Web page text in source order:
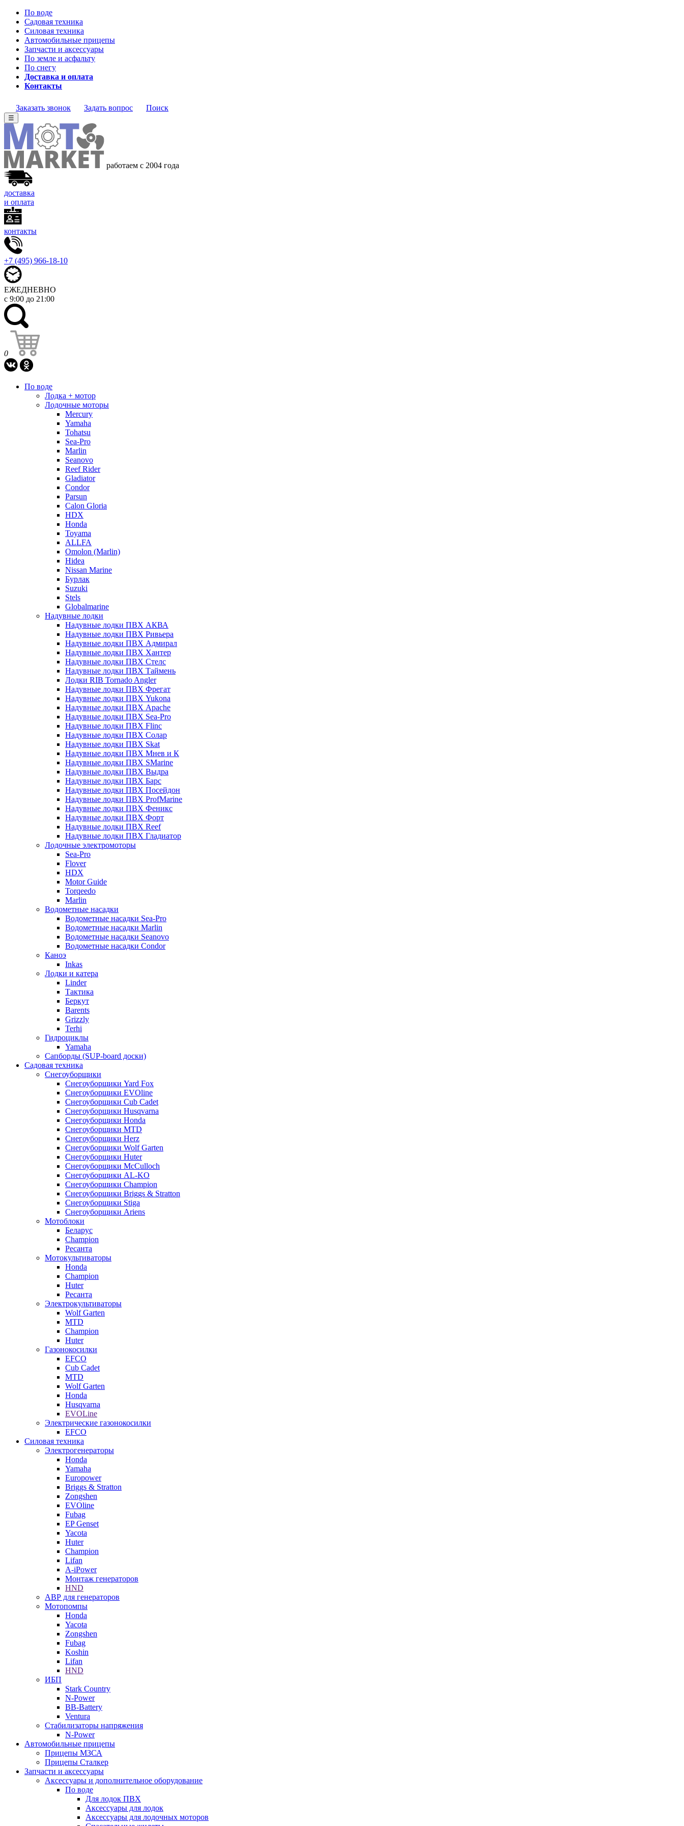
По воде
Садовая техника
Силовая техника
Автомобильные прицепы
Запчасти и аксессуары
По земле и асфальту
По снегу
Доставка и оплата
Контакты
Заказать звонок Задать вопрос Поиск
☰
работаем с 2004 года
доставка
и оплата
контакты
+7 (495) 966-18-10
ЕЖЕДНЕВНО
с 9:00 до 21:00
0
По воде
Лодка + мотор
Лодочные моторы
Mercury
Yamaha
Tohatsu
Sea-Pro
Marlin
Seanovo
Reef Rider
Gladiator
Condor
Parsun
Calon Gloria
HDX
Honda
Toyama
ALLFA
Omolon (Marlin)
Hidea
Nissan Marine
Бурлак
Suzuki
Stels
Globalmarine
Надувные лодки
Надувные лодки ПВХ АКВА
Надувные лодки ПВХ Ривьера
Надувные лодки ПВХ Адмирал
Надувные лодки ПВХ Хантер
Надувные лодки ПВХ Стелс
Надувные лодки ПВХ Таймень
Лодки RIB Tornado Angler
Надувные лодки ПВХ Фрегат
Надувные лодки ПВХ Yukona
Надувные лодки ПВХ Apache
Надувные лодки ПВХ Sea-Pro
Надувные лодки ПВХ Flinc
Надувные лодки ПВХ Солар
Надувные лодки ПВХ Skat
Надувные лодки ПВХ Мнев и К
Надувные лодки ПВХ SMarine
Надувные лодки ПВХ Выдра
Надувные лодки ПВХ Барс
Надувные лодки ПВХ Посейдон
Надувные лодки ПВХ ProfMarine
Надувные лодки ПВХ Феникс
Надувные лодки ПВХ Форт
Надувные лодки ПВХ Reef
Надувные лодки ПВХ Гладиатор
Лодочные электромоторы
Sea-Pro
Flover
HDX
Motor Guide
Torqeedo
Marlin
Водометные насадки
Водометные насадки Sea-Pro
Водометные насадки Marlin
Водометные насадки Seanovo
Водометные насадки Condor
Каноэ
Inkas
Лодки и катера
Linder
Тактика
Беркут
Barents
Grizzly
Terhi
Гидроциклы
Yamaha
Сапборды (SUP-board доски)
Садовая техника
Снегоуборщики
Снегоуборщики Yard Fox
Снегоуборщики EVOline
Снегоуборщики Cub Cadet
Снегоуборщики Husqvarna
Снегоуборщики Honda
Снегоуборщики MTD
Снегоуборщики Herz
Снегоуборщики Wolf Garten
Снегоуборщики Huter
Снегоуборщики McCulloch
Снегоуборщики AL-KO
Снегоуборщики Champion
Снегоуборщики Briggs & Stratton
Снегоуборщики Stiga
Снегоуборщики Ariens
Мотоблоки
Беларус
Champion
Ресанта
Мотокультиваторы
Honda
Champion
Huter
Ресанта
Электрокультиваторы
Wolf Garten
MTD
Champion
Huter
Газонокосилки
EFCO
Cub Cadet
MTD
Wolf Garten
Honda
Husqvarna
EVOLine
Электрические газонокосилки
EFCO
Силовая техника
Электрогенераторы
Honda
Yamaha
Europower
Briggs & Stratton
Zongshen
EVOline
Fubag
EP Genset
Yacota
Huter
Champion
Lifan
A-iPower
Монтаж генераторов
HND
АВР для генераторов
Мотопомпы
Honda
Yacota
Zongshen
Fubag
Koshin
Lifan
HND
ИБП
Stark Country
N-Power
BB-Battery
Ventura
Стабилизаторы напряжения
N-Power
Автомобильные прицепы
Прицепы МЗСА
Прицепы Сталкер
Запчасти и аксессуары
Аксессуары и дополнительное оборудование
По воде
Для лодок ПВХ
Аксессуары для лодок
Аксессуары для лодочных моторов